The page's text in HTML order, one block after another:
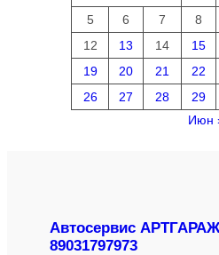
5
6 7 8
12
13 14 15
19
20 21 22
26
27 28 29
Июн
Автосервис АРТГАРАЖ
89031797973